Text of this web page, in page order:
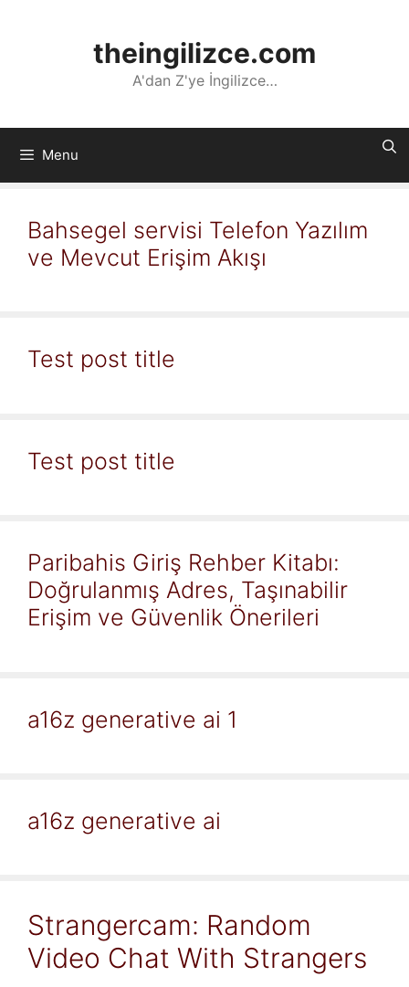
theingilizce.com
A'dan Z'ye İngilizce…
Menu
Bahsegel servisi Telefon Yazılım
ve Mevcut Erişim Akışı
Test post title
Test post title
Paribahis Giriş Rehber Kitabı:
Doğrulanmış Adres, Taşınabilir
Erişim ve Güvenlik Önerileri
a16z generative ai 1
a16z generative ai
Strangercam: Random
Video Chat With Strangers